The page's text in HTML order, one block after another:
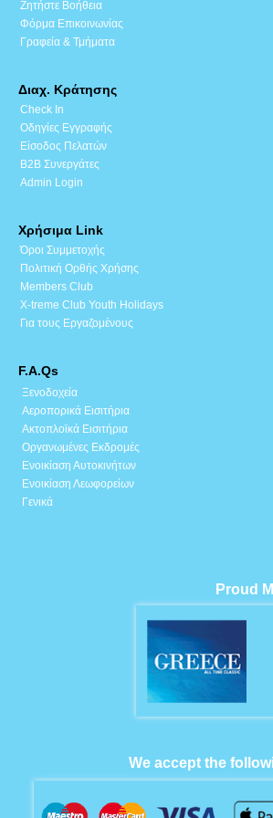
Ζητήστε Βοήθεια
Φόρμα Επικοινωνίας
Γραφεία & Τμήματα
Διαχ. Κράτησης
Check In
Οδηγίες Εγγραφής
Είσοδος Πελατών
B2B Συνεργάτες
Admin Login
Χρήσιμα Link
Όροι Συμμετοχής
Πολιτική Ορθής Χρήσης
Members Club
X-treme Club Youth Holidays
Για τους Εργαζομένους
F.A.Qs
Ξενοδοχεία
Αεροπορικά Εισιτήρια
Ακτοπλοϊκά Εισιτήρια
Οργανωμένες Εκδρομές
Ενοικίαση Αυτοκινήτων
Ενοικίαση Λεωφορείων
Γενικά
Proud
We accept the